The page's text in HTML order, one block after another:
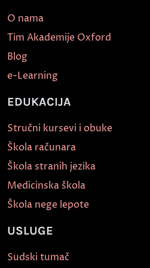
O nama
Tim Akademije Oxford
Blog
e-Learning
EDUKACIJA
Stručni kursevi i obuke
Škola računara
Škola stranih jezika
Medicinska škola
Škola nege lepote
USLUGE
Sudski tumač